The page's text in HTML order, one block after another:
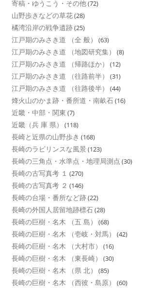
寄稿・ゆうこう・その他(72)
山野歩きなどの草花(28)
橘湾沿岸の戦争遺跡(25)
江戸期のみさき道 （全 般） (63)
江戸期のみさき道 （地図研究集） (8)
江戸期のみさき道 （帰路ほか） (12)
江戸期のみさき道 （往路前半） (31)
江戸期のみさき道 （往路後半） (44)
烽火山のかま跡・番所道・南畝石(16)
近畿・中部・関東 (7)
近畿（兵 庫 県） (118)
長崎と近県の山野歩き (168)
長崎のラビリンスな風景 (123)
長崎の三角点・水準点・地理局測点 (30)
長崎の古写真考 １ (270)
長崎の古写真考 ２ (146)
長崎の台場・番所など跡(22)
長崎の外国人居留地跡標石(28)
長崎の巨樹・名木 （五 島） (68)
長崎の巨樹・名木 （壱岐・対馬） (42)
長崎の巨樹・名木 （大村市） (16)
長崎の巨樹・名木 （東長崎） (30)
長崎の巨樹・名木 （県 北） (85)
長崎の巨樹・名木 （西彼・島原） (60)